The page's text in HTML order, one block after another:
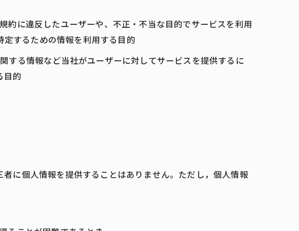
約に違反したユーザーや、不正・不当な目的でサービスを利用
するための情報を利用する目的
する情報など当社がユーザーに対してサービスを提供するに
目的
に個人情報を提供することはありません。ただし，個人情報